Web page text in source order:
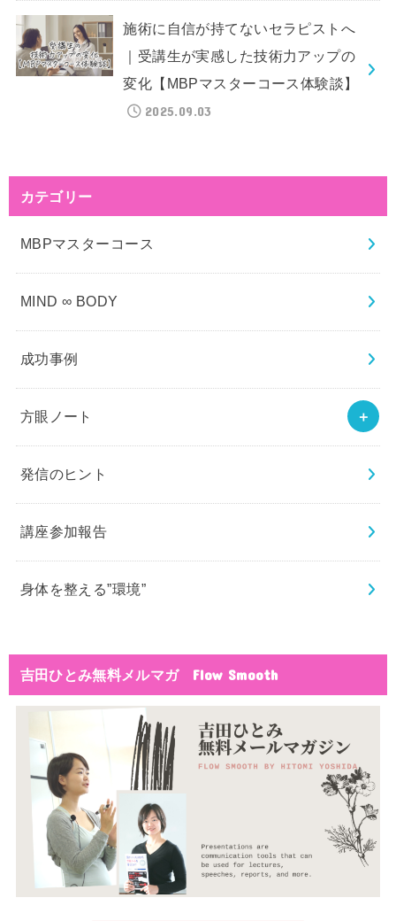
施術に自信が持てないセラピストへ
｜受講生が実感した技術力アップの
変化【MBPマスターコース体験談】
2025.09.03
カテゴリー
MBPマスターコース
MIND ∞ BODY
成功事例
方眼ノート
発信のヒント
講座参加報告
身体を整える”環境”
吉田ひとみ無料メルマガ Flow Smooth